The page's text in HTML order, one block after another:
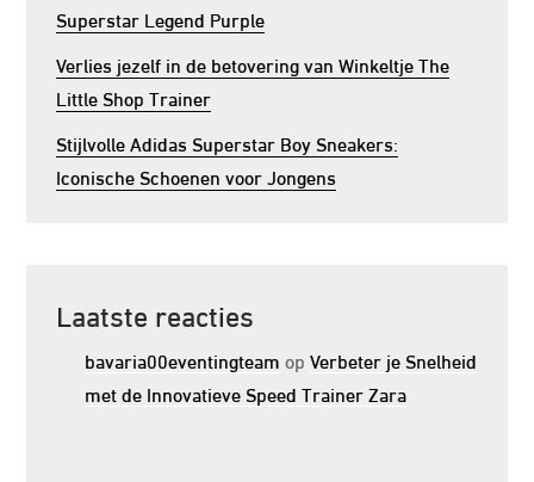
Superstar Legend Purple
Verlies jezelf in de betovering van Winkeltje The
Little Shop Trainer
Stijlvolle Adidas Superstar Boy Sneakers:
Iconische Schoenen voor Jongens
Laatste reacties
bavaria00eventingteam opVerbeter je Snelheid
met de Innovatieve Speed Trainer Zara